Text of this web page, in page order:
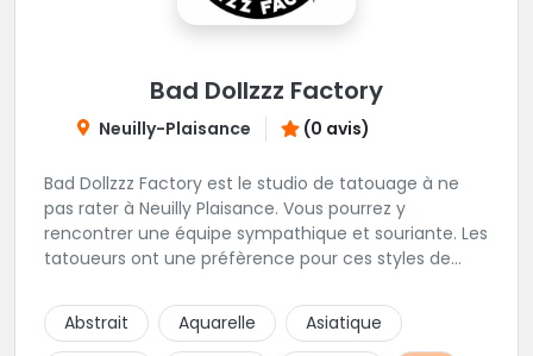
Bad Dollzzz Factory
Neuilly-Plaisance (0 avis)
Bad Dollzzz Factory est le studio de tatouage à ne
pas rater à Neuilly Plaisance. Vous pourrez y
rencontrer une équipe sympathique et souriante. Les
tatoueurs ont une préfèrence pour ces styles de
culture et traits fins. Foncez !
Abstrait Aquarelle
Asiatique